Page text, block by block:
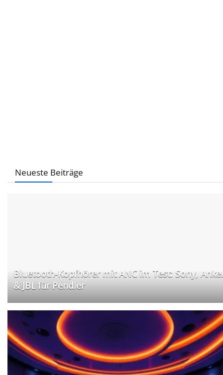
Neueste Beiträge
Bluetooth-Kopfhörer mit ANC im Test: Sony,
& JBL für Pendler